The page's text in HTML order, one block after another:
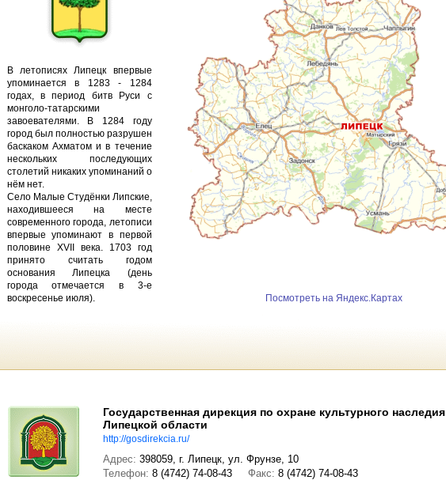
В летописях Липецк впервые
упоминается в 1283 - 1284
годах, в период битв Руси с
монголо-татарскими
завоевателями. В 1284 году
город был полностью разрушен
баскаком Ахматом и в течение
нескольких последующих
столетий никаких упоминаний о
нём нет.
Село Малые Студёнки Липские,
находившееся на месте
современного города, летописи
впервые упоминают в первой
половине XVII века. 1703 год
принято считать годом
основания Липецка (день
города отмечается в 3-е
воскресенье июля).
Посмотреть на Яндекс.Картах
Государственная дирекция по охране культурного наследия
Липецкой области
http://gosdirekcia.ru/
Адрес: 398059, г. Липецк, ул. Фрунзе, 10
Телефон: 8 (4742) 74-08-43 Факс: 8 (4742) 74-08-43